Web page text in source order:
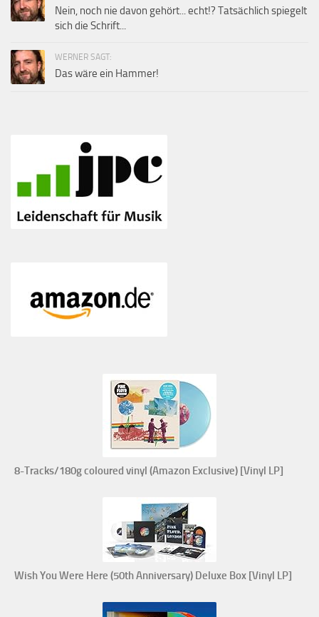
Nein, noch nie davon gehört... echt!? Tatsächlich spiegelt
sich die Schrift...
WERNER SAGT:
Das wäre ein Hammer!
8-Tracks/180g coloured vinyl (Amazon Exclusive) [Vinyl LP]
Wish You Were Here (50th Anniversary) Deluxe Box [Vinyl LP]